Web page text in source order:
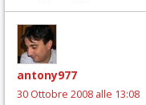
antony977
30 Ottobre 2008 alle 13:08